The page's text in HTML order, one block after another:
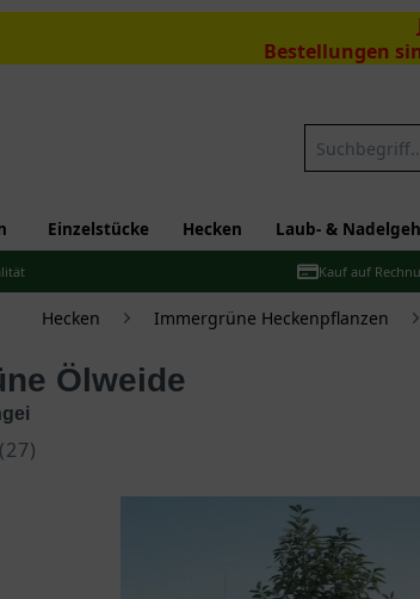
Bestellungen
Einzelstücke Hecken Laub- &
Kauf auf
Hecken Immergrüne Heckenpflanzen
Ölweide
(27)